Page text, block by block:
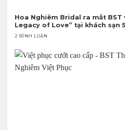
Hoa Nghiêm Bridal ra mắt BST
Legacy of Love” tại khách sạn
2 BÌNH LUẬN